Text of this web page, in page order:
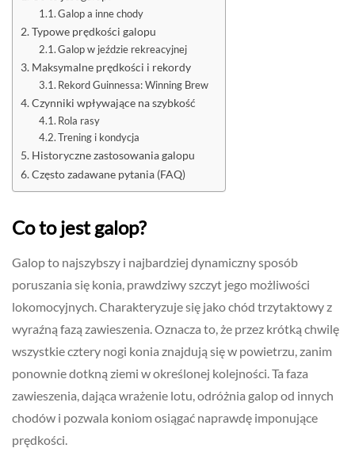
Galop a inne chody
Typowe prędkości galopu
Galop w jeździe rekreacyjnej
Maksymalne prędkości i rekordy
Rekord Guinnessa: Winning Brew
Czynniki wpływające na szybkość
Rola rasy
Trening i kondycja
Historyczne zastosowania galopu
Często zadawane pytania (FAQ)
Co to jest galop?
Galop to najszybszy i najbardziej dynamiczny sposób
poruszania się konia, prawdziwy szczyt jego możliwości
lokomocyjnych. Charakteryzuje się jako chód trzytaktowy z
wyraźną fazą zawieszenia. Oznacza to, że przez krótką chwilę
wszystkie cztery nogi konia znajdują się w powietrzu, zanim
ponownie dotkną ziemi w określonej kolejności. Ta faza
zawieszenia, dająca wrażenie lotu, odróżnia galop od innych
chodów i pozwala koniom osiągać naprawdę imponujące
prędkości.